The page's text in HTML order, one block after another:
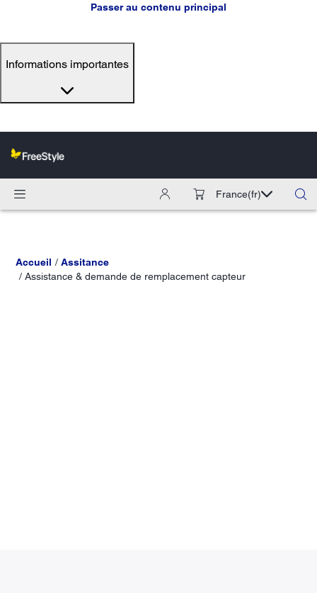
Passer au contenu principal
Informations importantes
France(fr)
Accueil
Assitance
Assistance & demande de remplacement capteur